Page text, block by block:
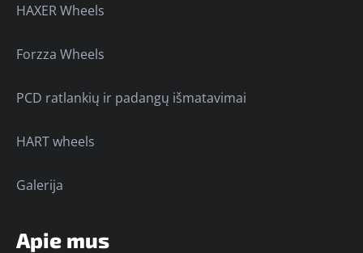
HAXER Wheels
Forzza Wheels
PCD ratlankių ir padangų išmatavimai
HART wheels
Galerija
Apie mus